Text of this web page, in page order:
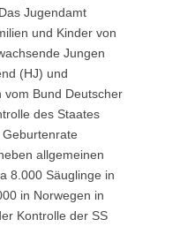
Jugendamt
und Kinder von
Jungen
(HJ) und
vom Bund Deutscher
des Staates
allgemeinen
8.000 Säuglinge in
in Norwegen in
Kontrolle der SS